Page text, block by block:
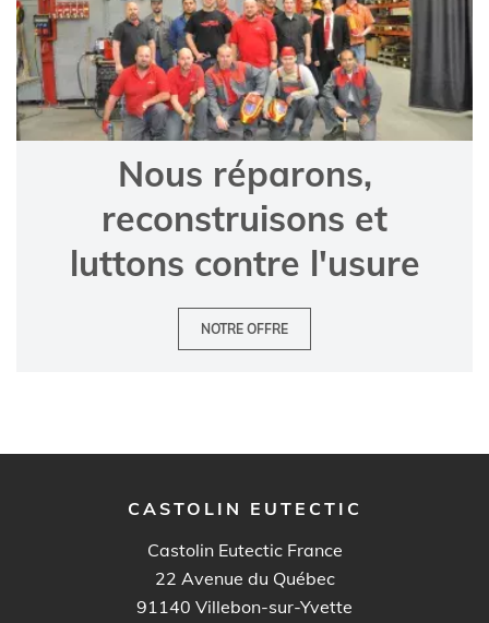
Nous réparons,
reconstruisons et
luttons contre l'usure
NOTRE OFFRE
CASTOLIN EUTECTIC
Castolin Eutectic France
22 Avenue du Québec
91140 Villebon-sur-Yvette